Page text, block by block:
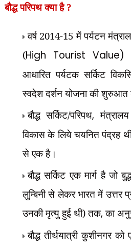
बौद्ध परिपथ क्या है ?
वर्ष 2014-15 में पर्यटन
(High Tourist Value)
आधारित पर्यटक सर्किट
स्वदेश दर्शन योजना की शुरुआत
बौद्ध सर्किट/परिपथ,
विकास के लिये चयनित पंद्रह
से एक है।
बौद्ध सर्किट एक मार्ग है जो
लुम्बिनी से लेकर भारत में उत्तर
उनकी मृत्यु हुई थी) तक,का
बौद्ध तीर्थयात्री कुशीनगर